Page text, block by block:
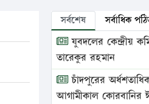
সর্বশেষ সর্বাধিক
যুবদলের কেন্দ্রীয়
তারেকুর রহমান
চাঁদপুরের
আগামীকাল কোরবানির